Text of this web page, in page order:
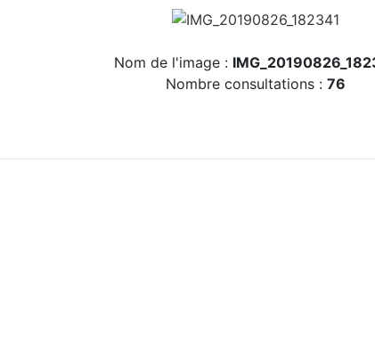
Nom de l'image :
Nombre consultations : 76